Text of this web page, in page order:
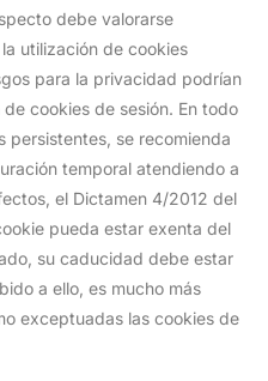
debe valorarse
utilización de cookies
para la privacidad podrían
cookies de sesión. En todo
persistentes, se recomienda
temporal atendiendo a
el Dictamen 4/2012 del
pueda estar exenta del
su caducidad debe estar
a ello, es mucho más
exceptuadas las cookies de